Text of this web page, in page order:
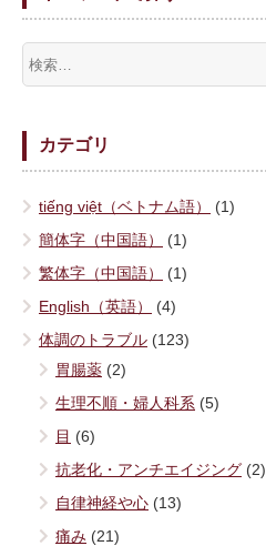
カテゴリ
tiếng việt（ベトナム語）
(1)
簡体字（中国語）
(1)
繁体字（中国語）
(1)
English（英語）
(4)
体調のトラブル (123)
胃腸薬 (2)
生理不順・婦人科系 (5)
目 (6)
抗老化・アンチエイジング (2)
自律神経や心 (13)
痛み (21)